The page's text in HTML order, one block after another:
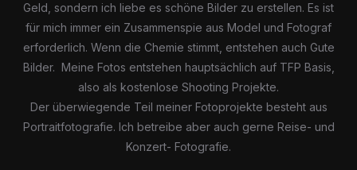
Geld, sondern ich liebe es schöne Bilder zu erstellen. Es ist
für mich immer ein Zusammenspie aus Model und Fotograf
erforderlich. Wenn die Chemie stimmt, entstehen auch Gute
Bilder. Meine Fotos entstehen hauptsächlich auf TFP Basis,
also als kostenlose Shooting Projekte.
Der überwiegende Teil meiner Fotoprojekte besteht aus
Portraitfotografie. Ich betreibe aber auch gerne Reise- und
Konzert- Fotografie.